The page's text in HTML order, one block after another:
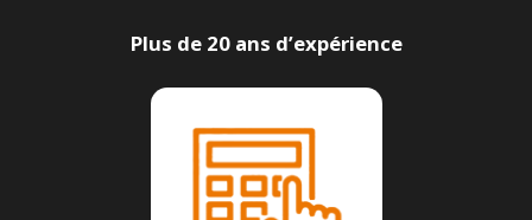
Plus de 20 ans d’expérience